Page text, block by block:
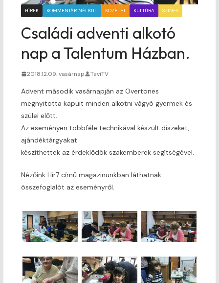
HÍREK KOMMENTÁR NÉLKÜL KÖZÉLET KULTÚRA SZINES
Családi adventi alkotó
nap a Talentum Házban.
2018.12.09. vasárnap TaviTV
Advent második vasárnapján az Overtones
megnyitotta kapuit minden alkotni vágyó gyermek és
szülei előtt.
Az eseményen többféle technikával készült díszeket,
ajándéktárgyakat
készíthettek az érdeklődök szakemberek segítségével.
Nézőink Hír7 című magazinunkban láthatnak
összefoglalót az eseményről.